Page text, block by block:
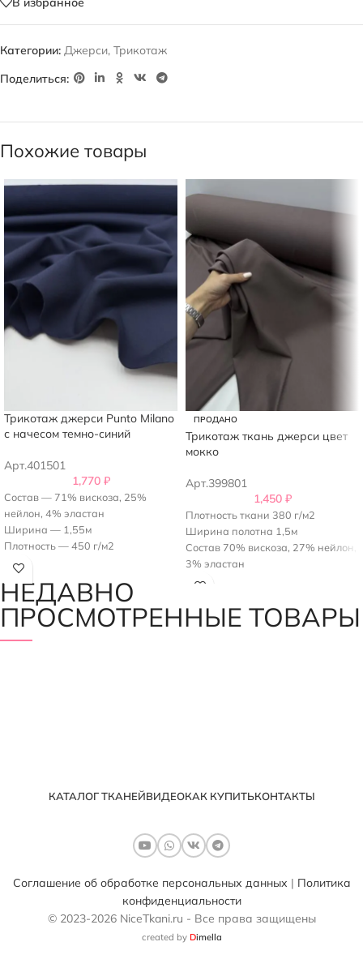
Категории: Джерси, Трикотаж
Поделиться:
Похожие товары
Трикотаж джерси Punto Milano
с начесом темно-синий
Арт.401501
1,770 ₽
Состав — 71% вискоза, 25%
нейлон, 4% эластан
Ширина — 1,55м
Плотность — 450 г/м2
Страна-производитель — Италия
ПРОДАНО
Трикотаж ткань джерси цвет
мокко
Арт.399801
1,450 ₽
Плотность ткани 380 г/м2
Ширина полотна 1,5м
Состав 70% вискоза, 27% нейлон,
3% эластан
НЕДАВНО
ПРОСМОТРЕННЫЕ ТОВАРЫ
КАТАЛОГ ТКАНЕЙВИДЕОКАК КУПИТЬКОНТАКТЫ
Соглашение об обработке персональных данных | Политика
конфиденциальности
© 2023-2026 NiceTkani.ru - Все права защищены
created by Dimella